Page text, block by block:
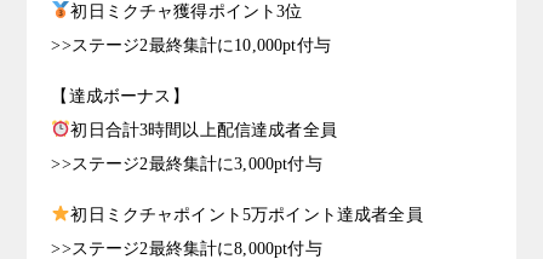
初日ミクチャ獲得ポイント3位
>>ステージ2最終集計に10,000pt付与
【達成ボーナス】
初日合計3時間以上配信達成者全員
>>ステージ2最終集計に3,000pt付与
初日ミクチャポイント5万ポイント達成者全員
>>ステージ2最終集計に8,000pt付与